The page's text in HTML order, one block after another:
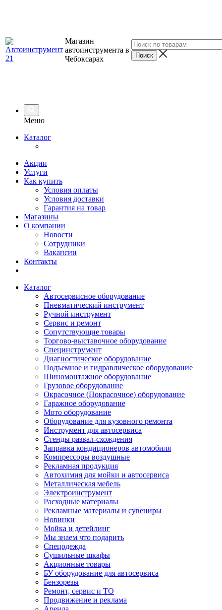
Магазин
автоинструмента в
Чебоксарах
Меню
Каталог
Акции
Услуги
Как купить
Условия оплаты
Условия доставки
Гарантия на товар
Магазины
О компании
Новости
Сотрудники
Вакансии
Контакты
Каталог
Автосервисное оборудование
Пневматический инструмент
Ручной инструмент
Сервис и ремонт
Сопутствующие товары
Торгово-выставочное оборудование
Специнструмент
Диагностическое оборудование
Подъемное и гидравлическое оборудование
Шиномонтажное оборудование
Грузовое оборудование
Окрасочное (Покрасочное) оборудование
Гаражное оборудование
Мото оборудование
Оборудование для кузовного ремонта
Инструмент для автосервиса
Стенды развал-схождения
Заправка кондиционеров автомобиля
Компрессоры воздушные
Рекламная продукция
Автохимия для мойки и автосервиса
Металлическая мебель
Электроинструмент
Расходные материалы
Рекламные материалы и сувениры
Новинки
Мойка и детейлинг
Мы знаем что подарить
Спецодежда
Сушильные шкафы
Акционные товары
БУ оборудование для автосервиса
Бензорезы
Ремонт, сервис и ТО
Продвижение и реклама